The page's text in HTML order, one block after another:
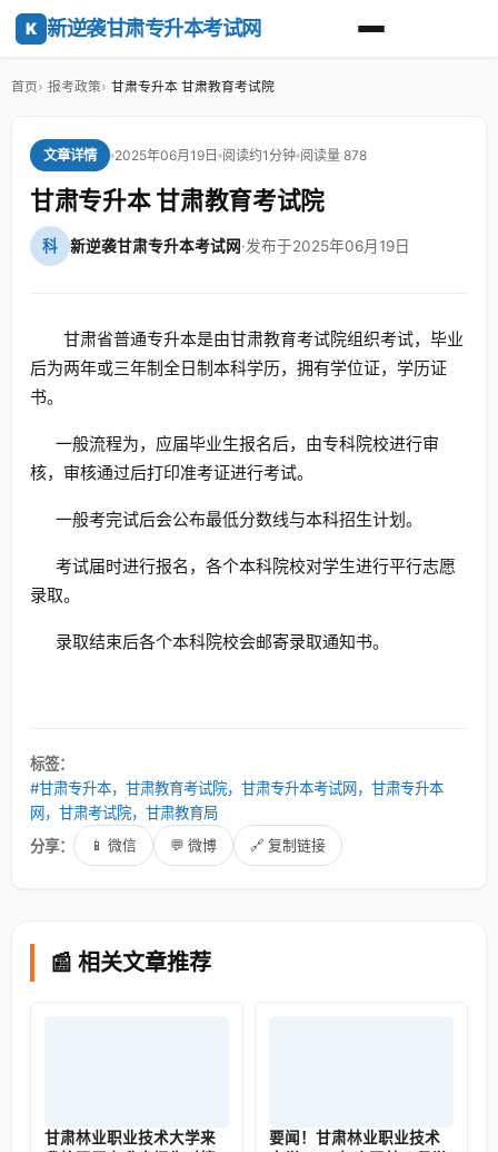
K 新逆袭甘肃专升本考试网
首页 报考政策 甘肃专升本 甘肃教育考试院
文章详情 2025年06月19日 阅读约1分钟 阅读量 878
甘肃专升本 甘肃教育考试院
科 新逆袭甘肃专升本考试网·发布于2025年06月19日
甘肃省普通专升本是由甘肃教育考试院组织考试，毕业
后为两年或三年制全日制本科学历，拥有学位证，学历证
书。
一般流程为，应届毕业生报名后，由专科院校进行审
核，审核通过后打印准考证进行考试。
一般考完试后会公布最低分数线与本科招生计划。
考试届时进行报名，各个本科院校对学生进行平行志愿
录取。
录取结束后各个本科院校会邮寄录取通知书。
标签：
#甘肃专升本，甘肃教育考试院，甘肃专升本考试网，甘肃专升本
网，甘肃考试院，甘肃教育局
分享：
📱 微信 💬 微博 🔗 复制链接
📰 相关文章推荐
甘肃林业职业技术大学来
要闻！甘肃林业职业技术